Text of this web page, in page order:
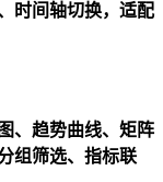
时间轴切换，适配
、 趋势曲线、 矩阵
组筛选、指标联